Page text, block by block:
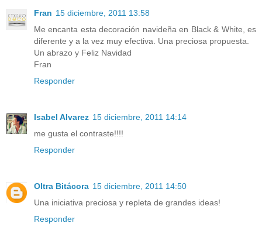
Fran 15 diciembre, 2011 13:58
Me encanta esta decoración navideña en Black & White, es
diferente y a la vez muy efectiva. Una preciosa propuesta.
Un abrazo y Feliz Navidad
Fran
Responder
Isabel Alvarez 15 diciembre, 2011 14:14
me gusta el contraste!!!!
Responder
Oltra Bitácora 15 diciembre, 2011 14:50
Una iniciativa preciosa y repleta de grandes ideas!
Responder